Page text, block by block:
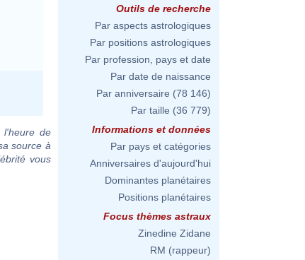
l'heure de
source à
vous
Outils de recherche
Par aspects astrologiques
Par positions astrologiques
Par profession, pays et date
Par date de naissance
Par anniversaire (78 146)
Par taille (36 779)
Informations et données
Par pays et catégories
Anniversaires d'aujourd'hui
Dominantes planétaires
Positions planétaires
Focus thèmes astraux
Zinedine Zidane
RM (rappeur)